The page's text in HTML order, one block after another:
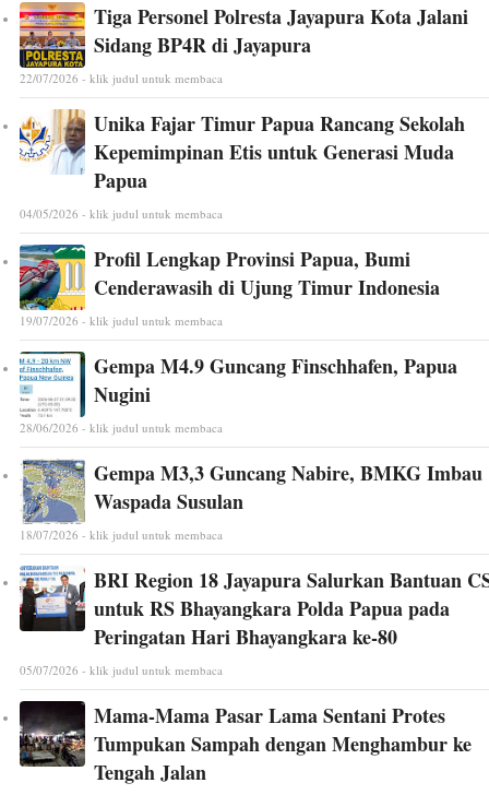
Tiga Personel Polresta Jayapura Kota Jalani
Sidang BP4R di Jayapura
22/07/2026 - klik judul untuk membaca
Unika Fajar Timur Papua Rancang Sekolah
Kepemimpinan Etis untuk Generasi Muda
Papua
04/05/2026 - klik judul untuk membaca
Profil Lengkap Provinsi Papua, Bumi
Cenderawasih di Ujung Timur Indonesia
19/07/2026 - klik judul untuk membaca
Gempa M4.9 Guncang Finschhafen, Papua
Nugini
28/06/2026 - klik judul untuk membaca
Gempa M3,3 Guncang Nabire, BMKG Imbau
Waspada Susulan
18/07/2026 - klik judul untuk membaca
BRI Region 18 Jayapura Salurkan Bantuan
untuk RS Bhayangkara Polda Papua pada
Peringatan Hari Bhayangkara ke-80
05/07/2026 - klik judul untuk membaca
Mama-Mama Pasar Lama Sentani Protes
Tumpukan Sampah dengan Menghambur ke
Tengah Jalan